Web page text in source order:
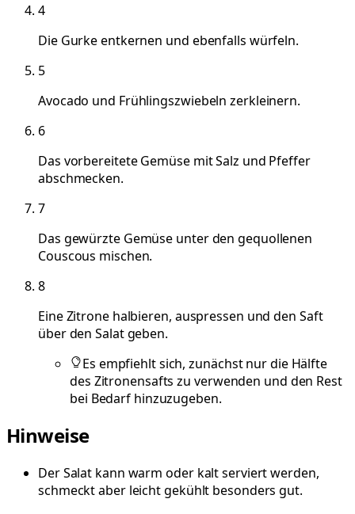
4
Die Gurke entkernen und ebenfalls würfeln.
5
Avocado und Frühlingszwiebeln zerkleinern.
6
Das vorbereitete Gemüse mit Salz und Pfeffer
abschmecken.
7
Das gewürzte Gemüse unter den gequollenen
Couscous mischen.
8
Eine Zitrone halbieren, auspressen und den Saft
über den Salat geben.
Es empfiehlt sich, zunächst nur die Hälfte
des Zitronensafts zu verwenden und den Rest
bei Bedarf hinzuzugeben.
Hinweise
Der Salat kann warm oder kalt serviert werden,
schmeckt aber leicht gekühlt besonders gut.